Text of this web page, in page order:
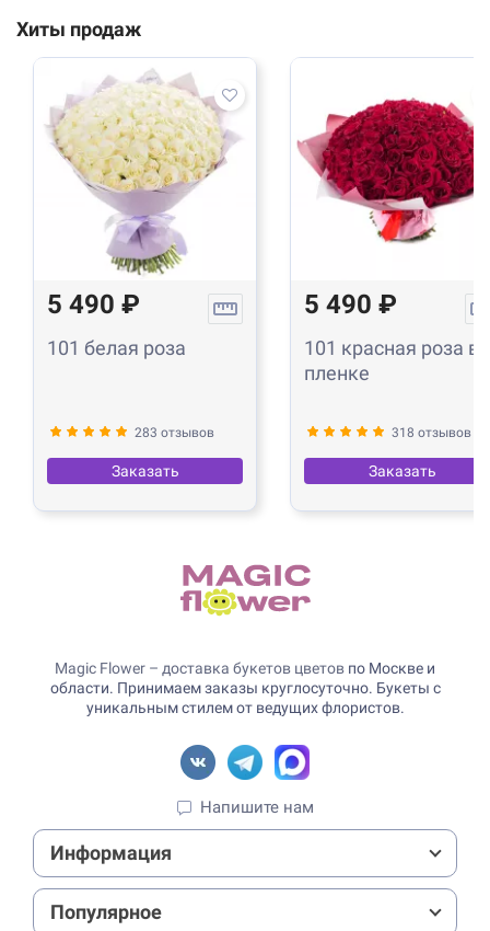
Хиты продаж
5 490 ₽
101 белая роза
283 отзывов
Заказать
5 490 ₽
101 красная роза в
пленке
318 отзывов
Заказать
Magic Flower – доставка букетов цветов по Москве и
области. Принимаем заказы круглосуточно. Букеты с
уникальным стилем от ведущих флористов.
Напишите нам
Информация
Популярное